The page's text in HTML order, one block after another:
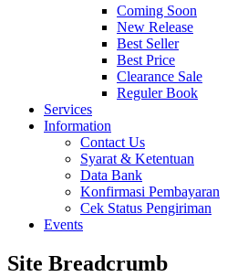
Coming Soon
New Release
Best Seller
Best Price
Clearance Sale
Reguler Book
Services
Information
Contact Us
Syarat & Ketentuan
Data Bank
Konfirmasi Pembayaran
Cek Status Pengiriman
Events
Site Breadcrumb